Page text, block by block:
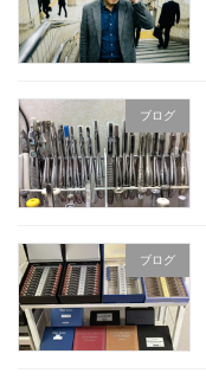
ブログ
ブログ